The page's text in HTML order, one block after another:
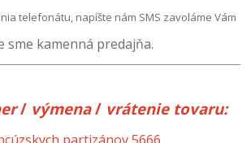
telefonátu, napíšte nám SMS zavoláme Vám
sme kamenná predajňa.
/ výmena/ vrátenie tovaru: